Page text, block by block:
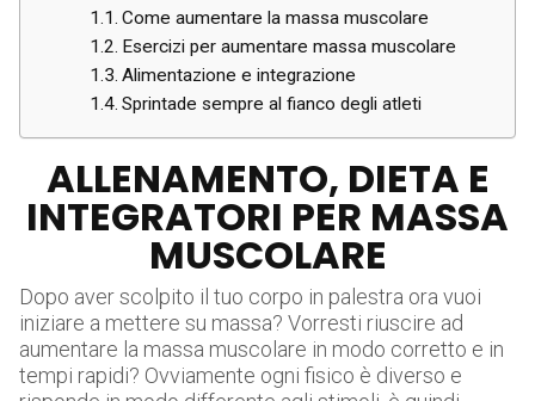
Come aumentare la massa muscolare
Esercizi per aumentare massa muscolare
Alimentazione e integrazione
Sprintade sempre al fianco degli atleti
ALLENAMENTO, DIETA E
INTEGRATORI PER MASSA
MUSCOLARE
Dopo aver scolpito il tuo corpo in palestra ora vuoi
iniziare a mettere su massa? Vorresti riuscire ad
aumentare la massa muscolare in modo corretto e in
tempi rapidi? Ovviamente ogni fisico è diverso e